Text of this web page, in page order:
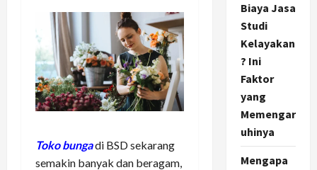
Toko bungadi BSD sekarang
semakin banyak dan beragam,
Biaya Jasa
Studi
Kelayakan
? Ini
Faktor
yang
Memengar
uhinya
Mengapa